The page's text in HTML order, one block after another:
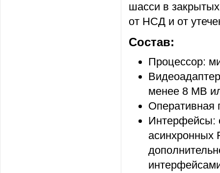
шасси в
от НСД и от
Состав:
Процессор:
менее 8 МB
Оперативная
Интерфейсы:
асинхронных